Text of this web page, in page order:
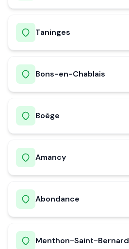
Taninges
Bons-en-Chablais
Boëge
Amancy
Abondance
Menthon-Saint-Bernard